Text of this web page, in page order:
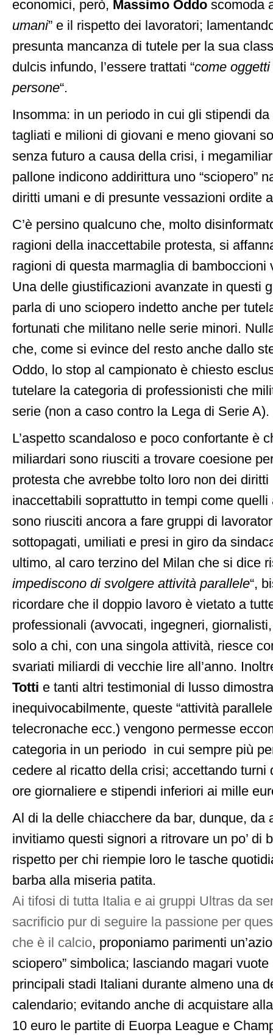
economici, però, Massimo Oddo scomoda
umani” e il rispetto dei lavoratori;
presunta mancanza di tutele per la sua
dulcis infundo, l’essere trattati “come
persone“.
Insomma: in un periodo in cui gli stipendi
tagliati e milioni di giovani e meno giovani
senza futuro a causa della crisi, i
pallone indicono addirittura uno “sciopero”
diritti umani e di presunte vessazioni ordite
C’è persino qualcuno che, molto
ragioni della inaccettabile protesta, si
ragioni di questa marmaglia di bamboccioni
Una delle giustificazioni avanzate in questi
parla di uno sciopero indetto anche per
fortunati che militano nelle serie minori.
che, come si evince del resto anche dallo
Oddo, lo stop al campionato è chiesto
tutelare la categoria di professionisti che
serie (non a caso contro la Lega di Serie A).
L’aspetto scandaloso e poco confortante è
miliardari sono riusciti a trovare coesione
protesta che avrebbe tolto loro non dei
inaccettabili soprattutto in tempi come
sono riusciti ancora a fare gruppi di
sottopagati, umiliati e presi in giro da
ultimo, al caro terzino del Milan che si dice
impediscono di svolgere attività parallele“,
ricordare che il doppio lavoro è vietato a
professionali (avvocati, ingegneri,
solo a chi, con una singola attività, riesce
svariati miliardi di vecchie lire all’anno.
Totti e tanti altri testimonial di lusso
inequivocabilmente, queste “attività
telecronache ecc.) vengono permesse
categoria in un periodo in cui sempre più
cedere al ricatto della crisi; accettando turni
ore giornaliere e stipendi inferiori ai mille
Al di la delle chiacchere da bar, dunque, da
invitiamo questi signori a ritrovare un po’ di
rispetto per chi riempie loro le tasche
barba alla miseria patita.
Ai tifosi di tutta Italia e ai gruppi Ultras da
sacrificio pur di seguire la passione per
che è il calcio, proponiamo parimenti
sciopero” simbolica; lasciando magari
principali stadi Italiani durante almeno una
calendario; evitando anche di acquistare
10 euro le partite di Euorpa League e